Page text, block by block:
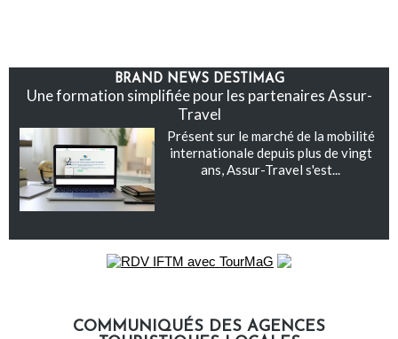
BRAND NEWS DESTIMAG
Une formation simplifiée pour les partenaires Assur-
Travel
Présent sur le marché de la mobilité
internationale depuis plus de vingt
ans, Assur-Travel s'est...
COMMUNIQUÉS DES AGENCES